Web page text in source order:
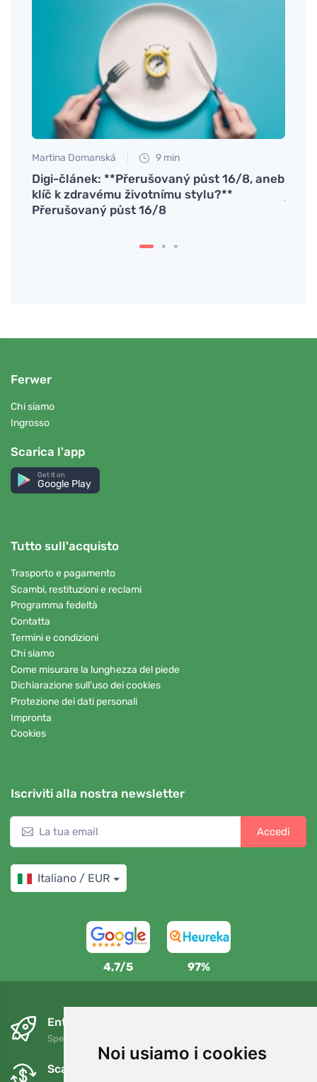
Noi usiamo i cookies
Martina Domanská 9 min
Digi-článek: **Přerušovaný půst 16/8, aneb
klíč k zdravému životnímu stylu?**
Přerušovaný půst 16/8
Ferwer
Chi siamo
Ingrosso
Scarica l'app
Get it on
Google Play
Tutto sull'acquisto
Trasporto e pagamento
Scambi, restituzioni e reclami
Programma fedeltà
Contatta
Termini e condizioni
Chi siamo
Come misurare la lunghezza del piede
Dichiarazione sull'uso dei cookies
Protezione dei dati personali
Impronta
Cookies
Iscriviti alla nostra newsletter
Accedi
Italiano / EUR
4,7/5 97%
Entro il giorno successivo e gratuitamente
Spedizione gratuita per ordini superiori a 80 EUR
Scambi e resi gratuiti